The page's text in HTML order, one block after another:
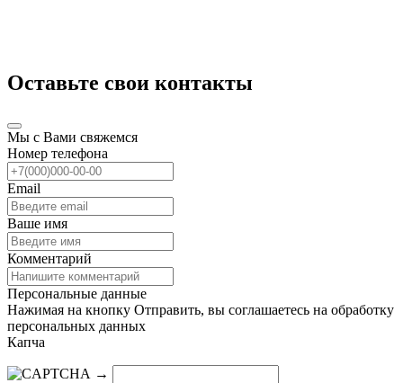
Оставьте свои контакты
Мы с Вами свяжемся
Номер телефона
Email
Ваше имя
Комментарий
Персональные данные
Нажимая на кнопку Отправить, вы соглашаетесь на обработку
персональных данных
Капча
→